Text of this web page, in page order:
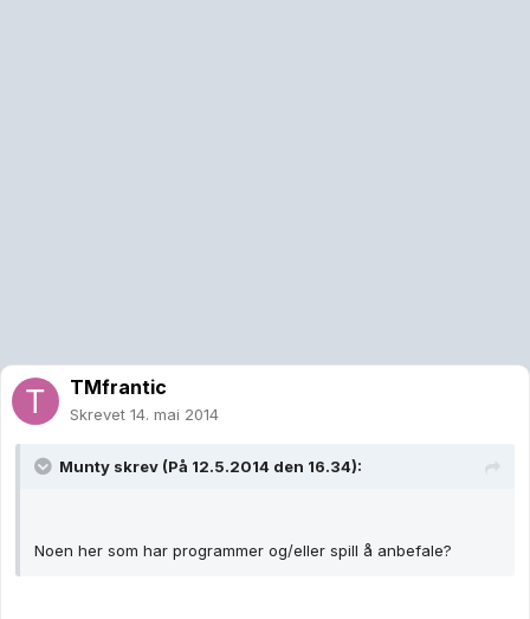
TMfrantic
Skrevet 14. mai 2014
Munty skrev (På 12.5.2014 den 16.34):
Noen her som har programmer og/eller spill å anbefale?